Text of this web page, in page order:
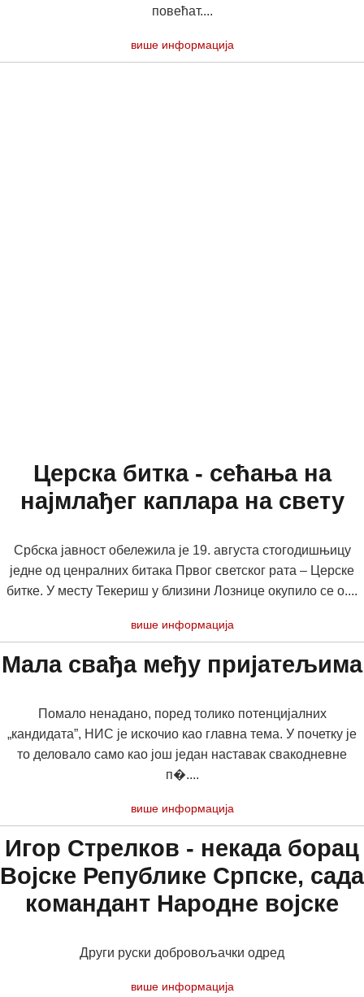
повећат....
више информација
Церска битка - сећања на
најмлађег каплара на свету
Србска јавност обележила је 19. августа стогодишњицу
једне од ценралних битака Првог светског рата – Церске
битке. У месту Текериш у близини Лознице окупило се о....
више информација
Мала свађа међу пријатељима
Помало ненадано, поред толико потенцијалних
„кандидата”, НИС је искочио као главна тема. У почетку је
то деловало само као још један наставак свакодневне
п�....
више информација
Игор Стрелков - некада борац
Војске Републике Српске, сада
командант Народне војске
Други руски добровољачки одред
више информација